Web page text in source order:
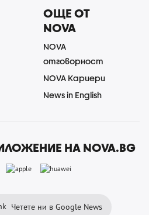
ОЩЕ ОТ
NOVA
NOVA
отговорност
NOVA Кариери
News in English
НА NOVA.BG
Четете ни в Google News